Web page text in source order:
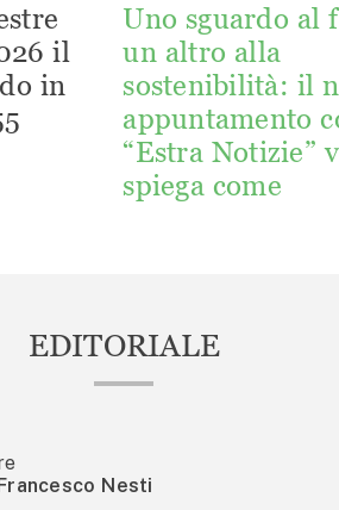
il
in
Uno sguardo al
un altro alla
sostenibilità: il
appuntamento
“Estra Notizie”
spiega come
EDITORIALE
Nesti